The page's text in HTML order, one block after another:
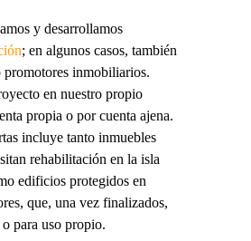
y desarrollamos
; en algunos casos, también
promotores inmobiliarios.
en nuestro propio
propia o por cuenta ajena.
incluye tanto inmuebles
rehabilitación en la isla
edificios protegidos en
que, una vez finalizados,
para uso propio.